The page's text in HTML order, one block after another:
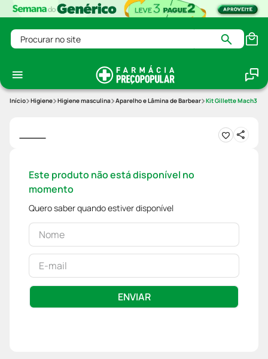
Procurar no site
Higiene Higiene masculina Aparelho e Lâmina de Barbear Kit Gillette Mach3
Este produto não está disponível no
momento
Quero saber quando estiver disponível
ENVIAR